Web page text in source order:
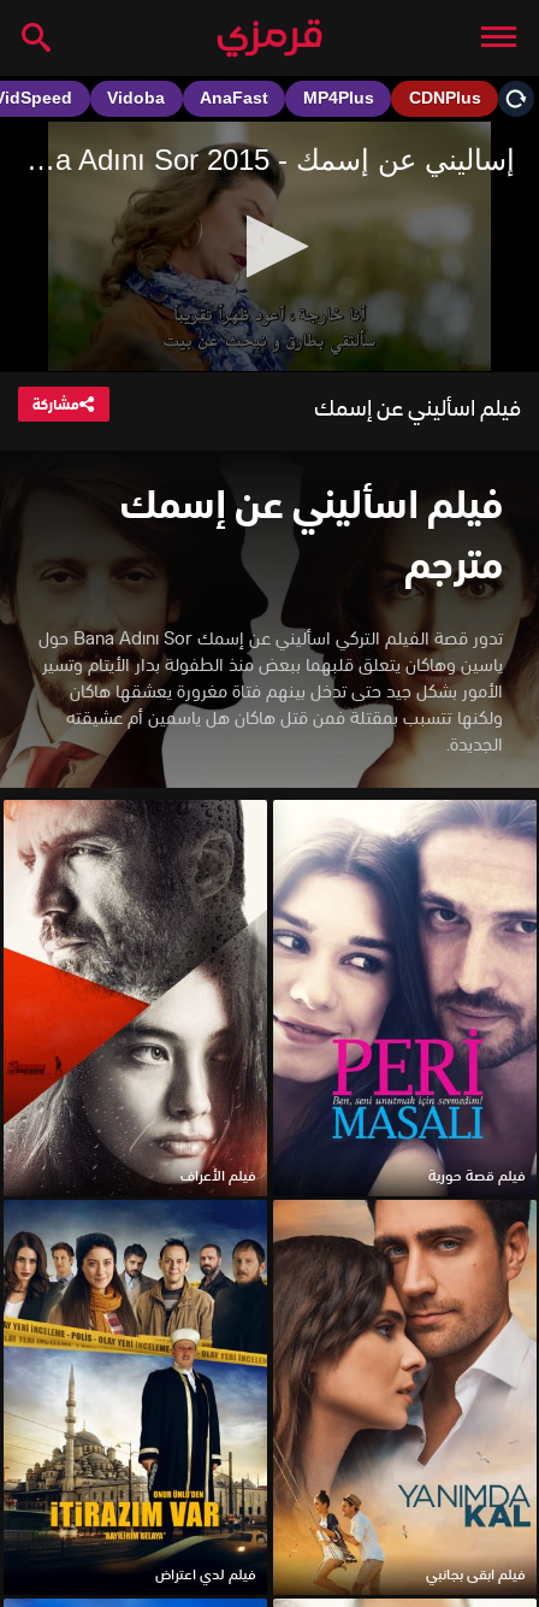
فيلم اسأليني عن إسمك مشاركة
فيلم اسأليني عن إسمك
مترجم
تدور قصة الفيلم التركي اسأليني عن إسمك Bana Adını Sor حول
ياسين وهاكان يتعلق قلبهما ببعض منذ الطفولة بدار الأيتام وتسير
الأمور بشكل جيد حتى تدخل بينهم فتاة مغرورة يعشقها هاكان
ولكنها تتسبب بمقتلة فمن قتل هاكان هل ياسمين أم عشيقته
الجديدة.
فيلم قصة حورية فيلم الأعراف
فيلم ابقى بجانبي فيلم لدي اعتراض